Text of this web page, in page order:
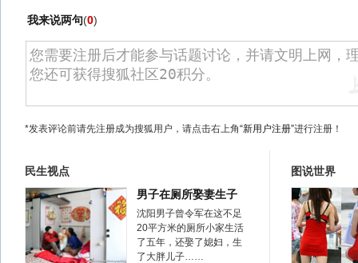
我来说两句(0)
*发表评论前请先注册成为搜狐用户，请点击右上角“新用户注册”进行注册！
民生视点
男子在厕所娶妻生子
沈阳男子曾令军在这不足
20平方米的厕所小家生活
了五年，还娶了媳妇，生
了大胖儿子……
图说世界